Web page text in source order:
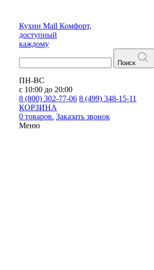
Кухни Mall Комфорт,
доступный
каждому
Поиск
ПН-ВС
с 10:00 до 20:00
8 (800) 302-77-06 8 (499) 348-15-11
КОРЗИНА
0 товаров. Заказать звонок
Меню